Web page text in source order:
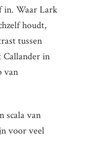
in. Waar Lark
houdt,
tussen
Callander in
van
scala van
voor veel